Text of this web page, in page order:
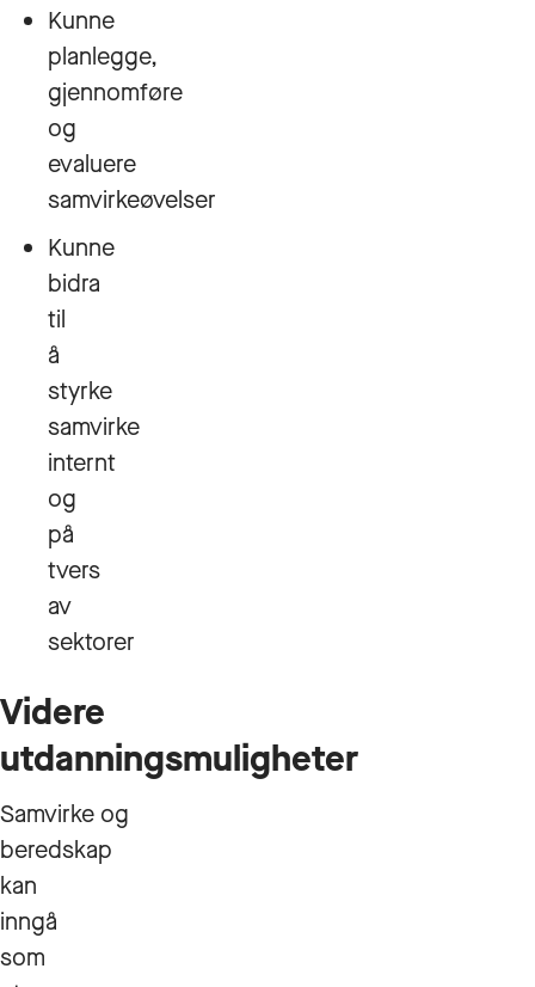
Kunne
planlegge,
gjennomføre
og
evaluere
samvirkeøvelser
Kunne
bidra
til
å
styrke
samvirke
internt
og
på
tvers
av
sektorer
Videre
utdanningsmuligheter
Samvirke og
beredskap
kan
inngå
som